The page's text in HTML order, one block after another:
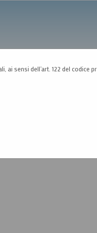
sensi dell'art. 122 del codice
pubblicati. Per richiedere
la procedura di registrazione